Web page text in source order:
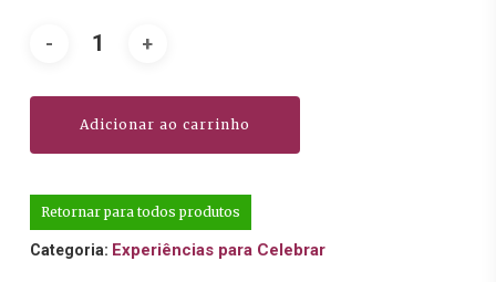
Adicionar ao carrinho
Retornar para todos produtos
Categoria: Experiências para Celebrar